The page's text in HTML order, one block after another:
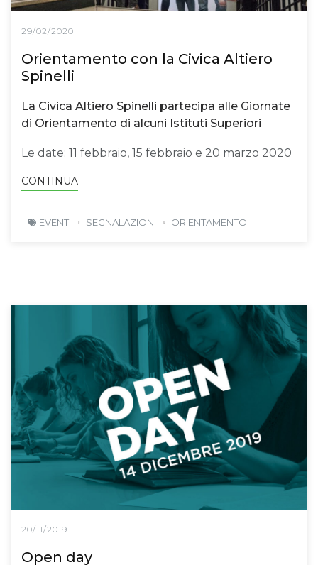
29/02/2020
Orientamento con la Civica Altiero
Spinelli
La Civica Altiero Spinelli partecipa alle Giornate
di Orientamento di alcuni Istituti Superiori
Le date: 11 febbraio, 15 febbraio e 20 marzo 2020
CONTINUA
EVENTI SEGNALAZIONI ORIENTAMENTO
20/11/2019
Open day